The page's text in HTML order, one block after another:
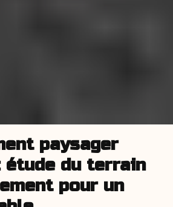
paysager
étude du terrain
pour un